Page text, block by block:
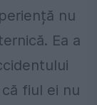
nu
Ea a
fiul ei nu